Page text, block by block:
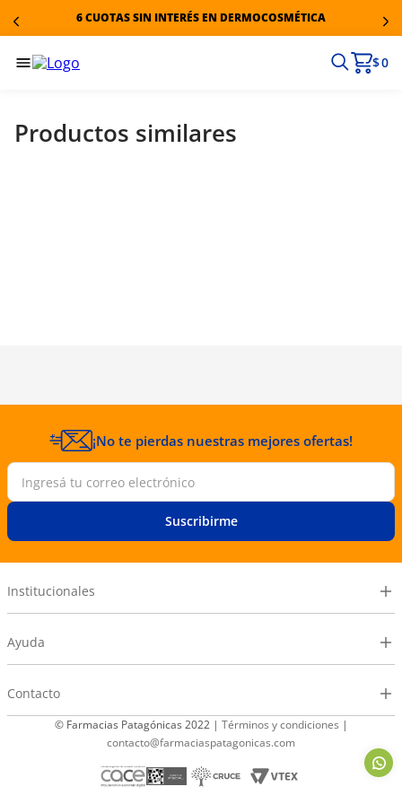
6 CUOTAS SIN INTERÉS EN DERMOCOSMÉTICA
$ 0
Productos similares
¡No te pierdas nuestras mejores ofertas!
Suscribirme
Institucionales
Ayuda
Contacto
© Farmacias Patagónicas 2022 | Términos y condiciones |
contacto@farmaciaspatagonicas.com